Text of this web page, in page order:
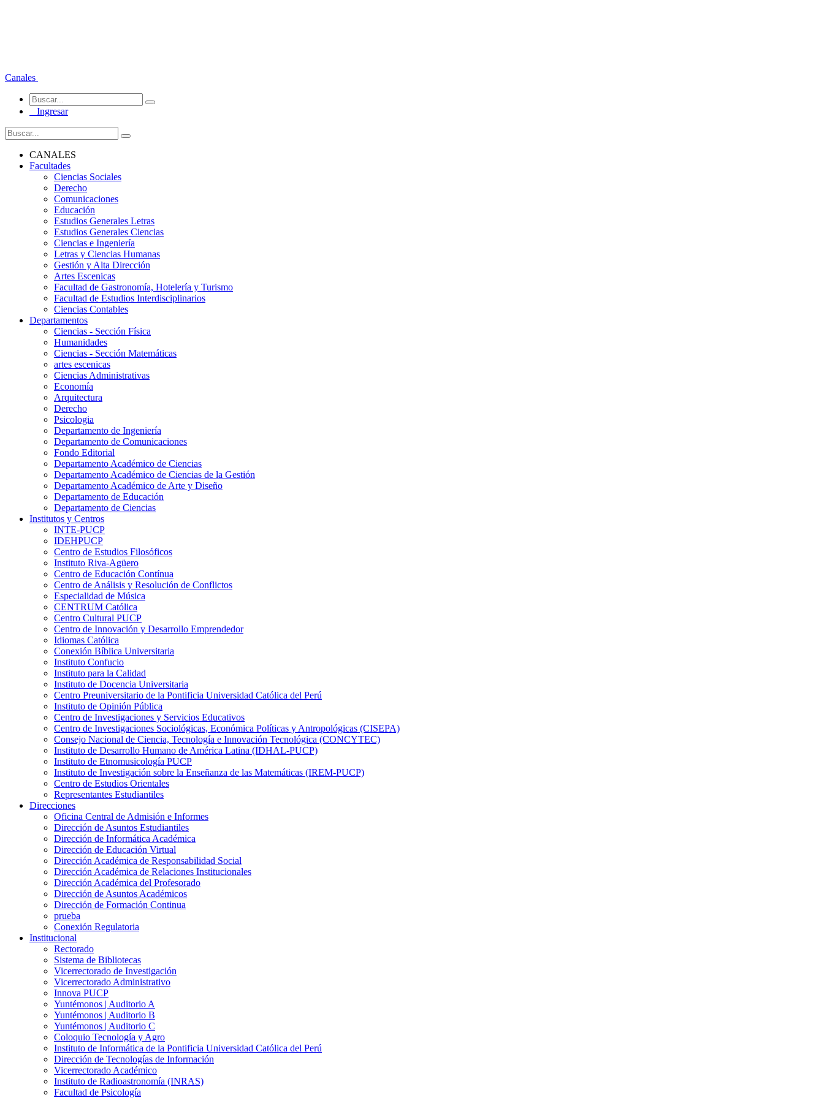
Canales
Ingresar
CANALES
Facultades
Ciencias Sociales
Derecho
Comunicaciones
Educación
Estudios Generales Letras
Estudios Generales Ciencias
Ciencias e Ingeniería
Letras y Ciencias Humanas
Gestión y Alta Dirección
Artes Escenicas
Facultad de Gastronomía, Hotelería y Turismo
Facultad de Estudios Interdisciplinarios
Ciencias Contables
Departamentos
Ciencias - Sección Física
Humanidades
Ciencias - Sección Matemáticas
artes escenicas
Ciencias Administrativas
Economía
Arquitectura
Derecho
Psicologia
Departamento de Ingeniería
Departamento de Comunicaciones
Fondo Editorial
Departamento Académico de Ciencias
Departamento Académico de Ciencias de la Gestión
Departamento Académico de Arte y Diseño
Departamento de Educación
Departamento de Ciencias
Institutos y Centros
INTE-PUCP
IDEHPUCP
Centro de Estudios Filosóficos
Instituto Riva-Agüero
Centro de Educación Contínua
Centro de Análisis y Resolución de Conflictos
Especialidad de Música
CENTRUM Católica
Centro Cultural PUCP
Centro de Innovación y Desarrollo Emprendedor
Idiomas Católica
Conexión Bíblica Universitaria
Instituto Confucio
Instituto para la Calidad
Instituto de Docencia Universitaria
Centro Preuniversitario de la Pontificia Universidad Católica del Perú
Instituto de Opinión Pública
Centro de Investigaciones y Servicios Educativos
Centro de Investigaciones Sociológicas, Económica Políticas y Antropológicas (CISEPA)
Consejo Nacional de Ciencia, Tecnología e Innovación Tecnológica (CONCYTEC)
Instituto de Desarrollo Humano de América Latina (IDHAL-PUCP)
Instituto de Etnomusicología PUCP
Instituto de Investigación sobre la Enseñanza de las Matemáticas (IREM-PUCP)
Centro de Estudios Orientales
Representantes Estudiantiles
Direcciones
Oficina Central de Admisión e Informes
Dirección de Asuntos Estudiantiles
Dirección de Informática Académica
Dirección de Educación Virtual
Dirección Académica de Responsabilidad Social
Dirección Académica de Relaciones Institucionales
Dirección Académica del Profesorado
Dirección de Asuntos Académicos
Dirección de Formación Continua
prueba
Conexión Regulatoria
Institucional
Rectorado
Sistema de Bibliotecas
Vicerrectorado de Investigación
Vicerrectorado Administrativo
Innova PUCP
Yuntémonos | Auditorio A
Yuntémonos | Auditorio B
Yuntémonos | Auditorio C
Coloquio Tecnología y Agro
Instituto de Informática de la Pontificia Universidad Católica del Perú
Dirección de Tecnologías de Información
Vicerrectorado Académico
Instituto de Radioastronomía (INRAS)
Facultad de Psicología